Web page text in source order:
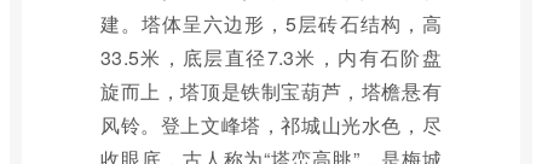
建。塔体呈六边形，5层砖石结构，高
33.5米，底层直径7.3米，内有石阶盘
旋而上，塔顶是铁制宝葫芦，塔檐悬有
风铃。登上文峰塔，祁城山光水色，尽